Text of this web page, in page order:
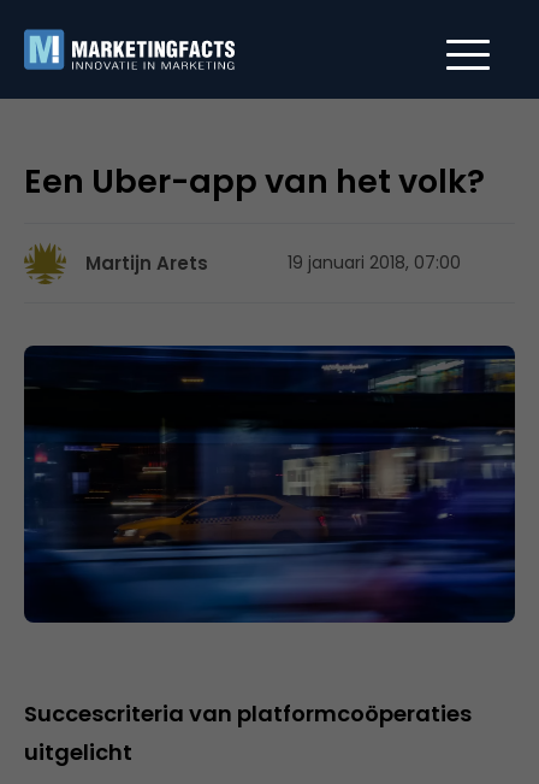
Een Uber-app van het volk?
Martijn Arets 19 januari 2018, 07:00
Succescriteria van platformcoöperaties
uitgelicht